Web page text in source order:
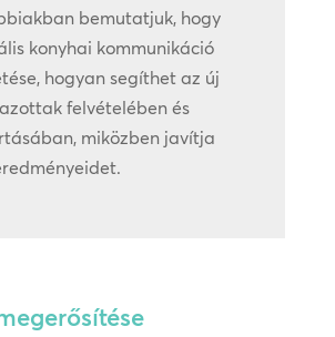
bemutatjuk, hogy
konyhai kommunikáció
hogyan segíthet az új
felvételében és
miközben javítja